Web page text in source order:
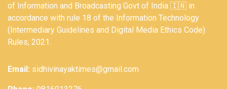
of Information and Broadcasting Govt of India 🇮🇳 in
accordance with rule 18 of the Information Technology
(Intermediary Guidelines and Digital Media Ethics Code)
Rules, 2021.
Email: sidhivinayaktimes@gmail.com